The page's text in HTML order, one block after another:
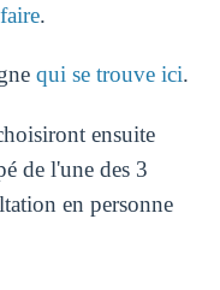
.
qui se trouve ici.
ensuite
de l'une des 3
en personne